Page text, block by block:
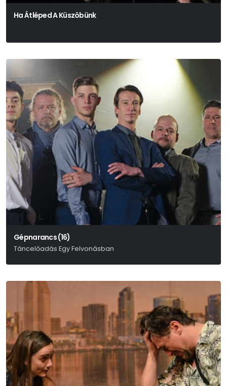
Ha Átléped A Küszöbünk
Gépnarancs (16)
Táncelőadás Egy Felvonásban